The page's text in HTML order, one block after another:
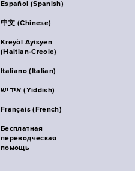
Español (Spanish)
中文 (Chinese)
Kreyòl Ayisyen
(Haitian-Creole)
Italiano (Italian)
אידיש (Yiddish)
Français (French)
Бесплатная
переводческая
помощь